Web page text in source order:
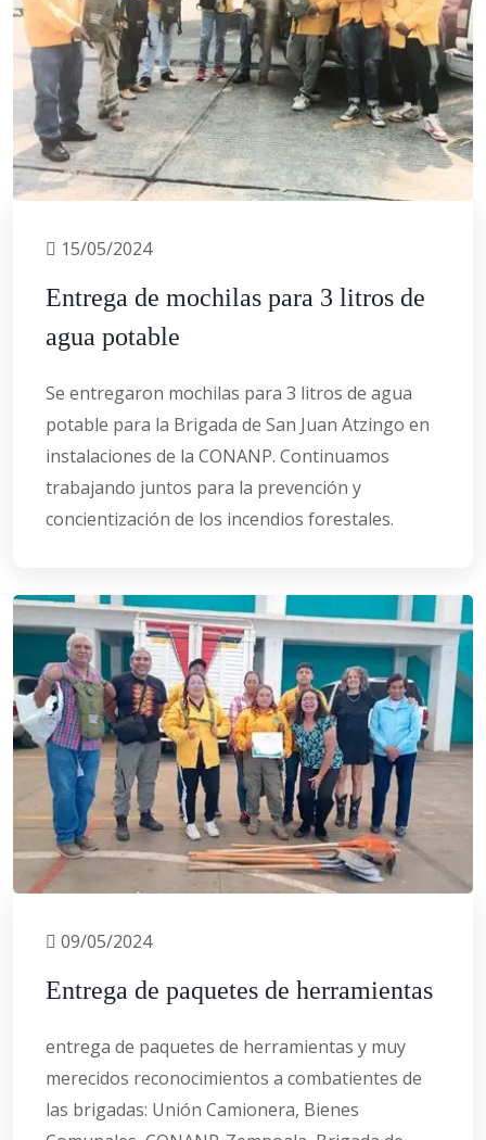
15/05/2024
Entrega de mochilas para 3 litros de
agua potable
Se entregaron mochilas para 3 litros de agua
potable para la Brigada de San Juan Atzingo en
instalaciones de la CONANP. Continuamos
trabajando juntos para la prevención y
concientización de los incendios forestales.
09/05/2024
Entrega de paquetes de herramientas
entrega de paquetes de herramientas y muy
merecidos reconocimientos a combatientes de
las brigadas: Unión Camionera, Bienes